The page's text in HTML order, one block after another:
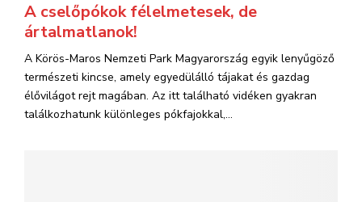
A cselőpókok félelmetesek, de
ártalmatlanok!
A Körös-Maros Nemzeti Park Magyarország egyik lenyűgöző
természeti kincse, amely egyedülálló tájakat és gazdag
élővilágot rejt magában. Az itt található vidéken gyakran
találkozhatunk különleges pókfajokkal,...